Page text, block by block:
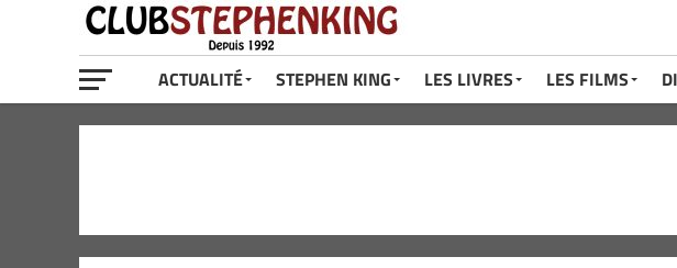
ACTUALITÉ STEPHEN KING LES LIVRES LES FILMS